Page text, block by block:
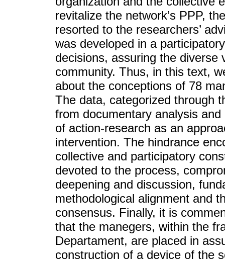
revitalize the network’s PPP,
resorted to the researchers’
was developed in a
decisions, assuring the diverse
community. Thus, in this text,
about the conceptions of 78
The data, categorized through
from documentary analysis
of action-research as an
intervention. The hindrance
collective and participatory
devoted to the process,
deepening and discussion,
methodological alignment and
consensus. Finally, it is
that the manegers, within the
Departament, are placed in
construction of a device of the